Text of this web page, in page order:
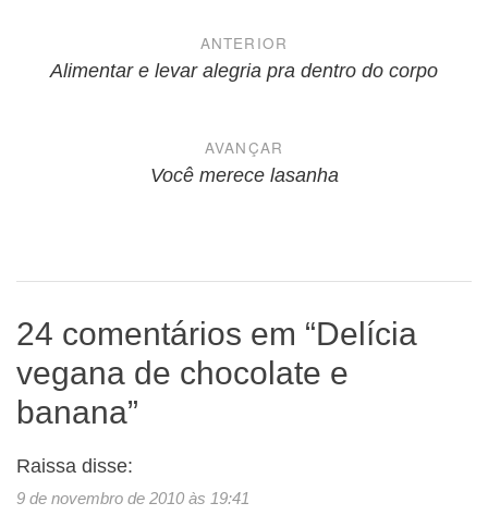
Navegação
de
ANTERIOR
Alimentar e levar alegria pra dentro do corpo
AVANÇAR
Você merece lasanha
24 comentários em “Delícia
vegana de chocolate e
banana”
Raissa disse:
9 de novembro de 2010 às 19:41